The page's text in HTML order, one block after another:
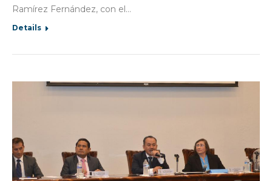
Ramírez Fernández, con el…
Details